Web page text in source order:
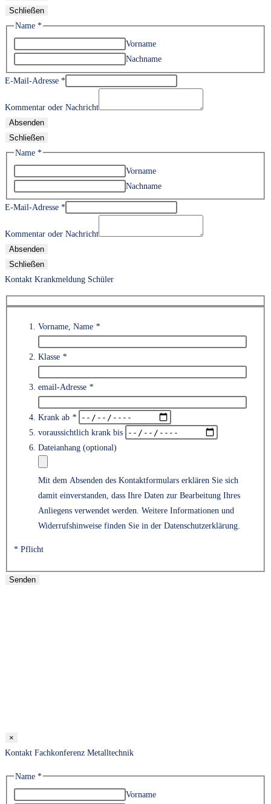
Schließen
Name *
Vorname
Nachname
E-Mail-Adresse *
Kommentar oder Nachricht
Absenden
Schließen
Name *
Vorname
Nachname
E-Mail-Adresse *
Kommentar oder Nachricht
Absenden
Schließen
Kontakt Krankmeldung Schüler
Vorname, Name *
Klasse *
email-Adresse *
Krank ab *
voraussichtlich krank bis
Dateianhang (optional)
Mit dem Absenden des Kontaktformulars erklären Sie sich
damit einverstanden, dass Ihre Daten zur Bearbeitung Ihres
Anliegens verwendet werden. Weitere Informationen und
Widerrufshinweise finden Sie in der Datenschutzerklärung.
* Pflicht
×
Kontakt Fachkonferenz Metalltechnik
Name *
Vorname